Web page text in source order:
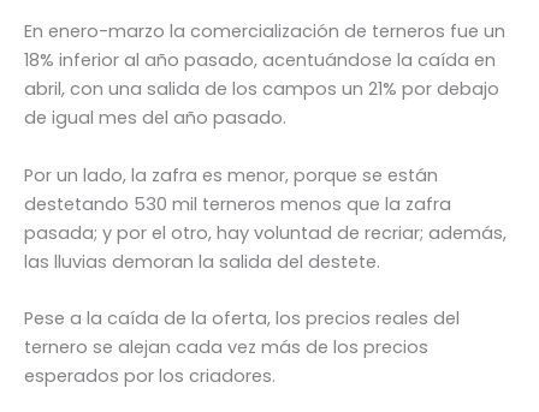
En enero-marzo la comercialización de terneros fue un
18% inferior al año pasado, acentuándose la caída en
abril, con una salida de los campos un 21% por debajo
de igual mes del año pasado.
Por un lado, la zafra es menor, porque se están
destetando 530 mil terneros menos que la zafra
pasada; y por el otro, hay voluntad de recriar; además,
las lluvias demoran la salida del destete.
Pese a la caída de la oferta, los precios reales del
ternero se alejan cada vez más de los precios
esperados por los criadores.